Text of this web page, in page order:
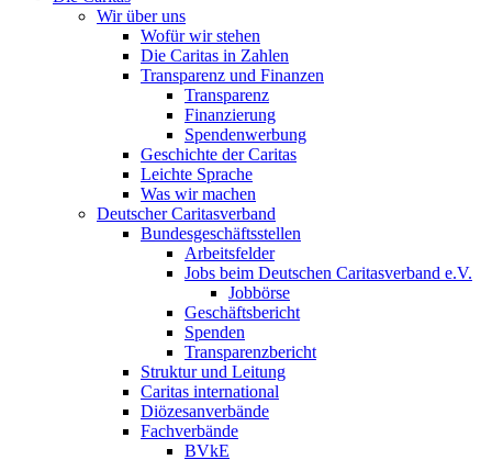
Wir über uns
Wofür wir stehen
Die Caritas in Zahlen
Transparenz und Finanzen
Transparenz
Finanzierung
Spendenwerbung
Geschichte der Caritas
Leichte Sprache
Was wir machen
Deutscher Caritasverband
Bundesgeschäftsstellen
Arbeitsfelder
Jobs beim Deutschen Caritasverband e.V.
Jobbörse
Geschäftsbericht
Spenden
Transparenzbericht
Struktur und Leitung
Caritas international
Diözesanverbände
Fachverbände
BVkE